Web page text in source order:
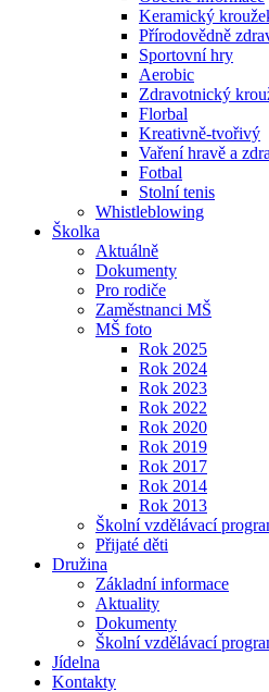
Keramický
Přírodovědně
Sportovní hry
Aerobic
Zdravotnický
Florbal
Kreativně-tvořivý
Vaření hravě a
Fotbal
Stolní tenis
Whistleblowing
Školka
Aktuálně
Dokumenty
Pro rodiče
Zaměstnanci MŠ
MŠ foto
Rok 2025
Rok 2024
Rok 2023
Rok 2022
Rok 2020
Rok 2019
Rok 2017
Rok 2014
Rok 2013
Školní vzdělávací
Přijaté děti
Družina
Základní informace
Aktuality
Dokumenty
Školní vzdělávací
Jídelna
Kontakty